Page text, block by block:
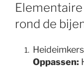
rond de
Oppassen: